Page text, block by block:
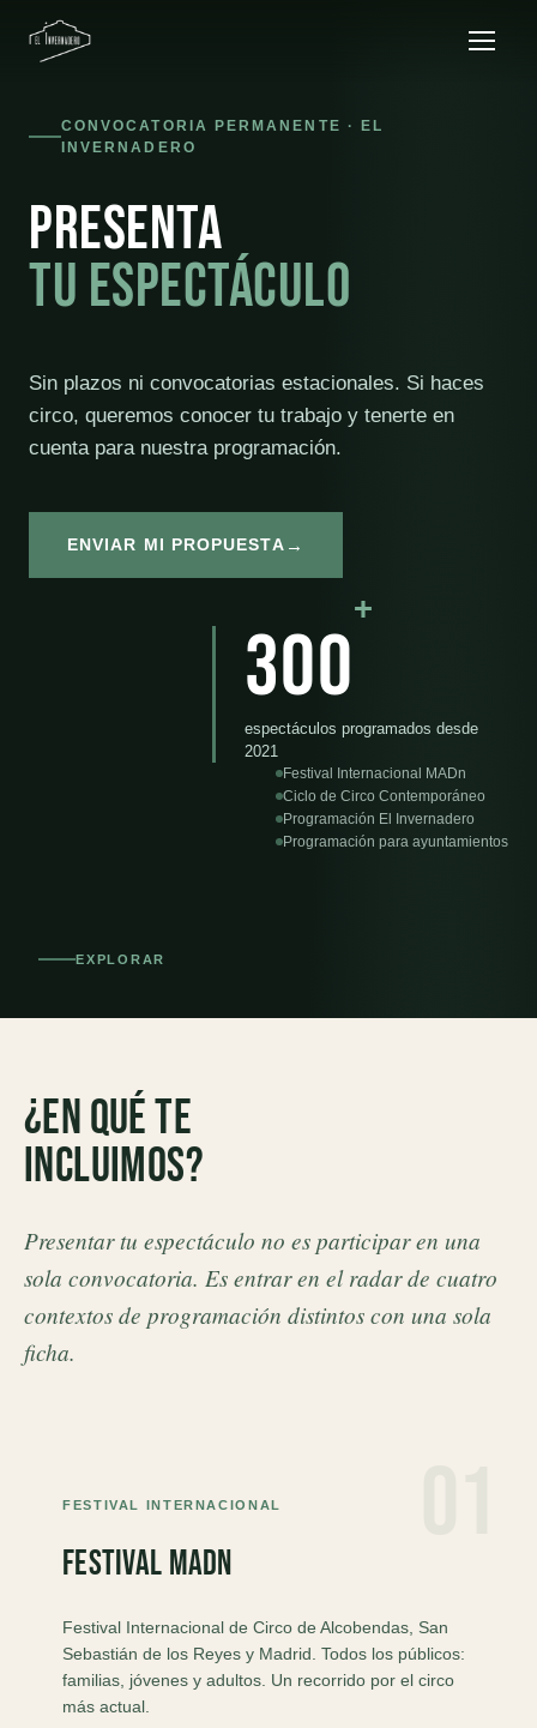
CONVOCATORIA PERMANENTE · EL
INVERNADERO
Presenta
tu espectáculo
Sin plazos ni convocatorias estacionales. Si haces
circo, queremos conocer tu trabajo y tenerte en
cuenta para nuestra programación.
ENVIAR MI PROPUESTA →
300
+
espectáculos programados desde
2021
Festival Internacional MADn
Ciclo de Circo Contemporáneo
Programación El Invernadero
Programación para ayuntamientos
EXPLORAR
¿En qué te
incluimos?
Presentar tu espectáculo no es participar en una
sola convocatoria. Es entrar en el radar de cuatro
contextos de programación distintos con una sola
ficha.
FESTIVAL INTERNACIONAL
Festival MADn
Festival Internacional de Circo de Alcobendas, San
Sebastián de los Reyes y Madrid. Todos los públicos:
familias, jóvenes y adultos. Un recorrido por el circo
más actual.